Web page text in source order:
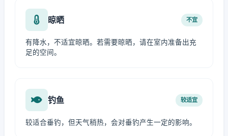
晾晒 不宜
有降水，不适宜晾晒。若需要晾晒，请在室内准备出充
足的空间。
钓鱼 较适宜
较适合垂钓，但天气稍热，会对垂钓产生一定的影响。